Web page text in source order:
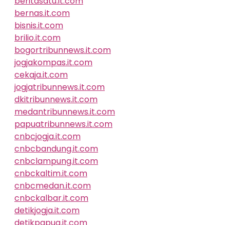
bernas.it.com
bisnis.it.com
brilio.it.com
bogortribunnews.it.com
jogjakompas.it.com
cekaja.it.com
jogjatribunnews.it.com
dkitribunnews.it.com
medantribunnews.it.com
papuatribunnews.it.com
cnbcjogja.it.com
cnbcbandung.it.com
cnbclampung.it.com
cnbckaltim.it.com
cnbcmedan.it.com
cnbckalbar.it.com
detikjogja.it.com